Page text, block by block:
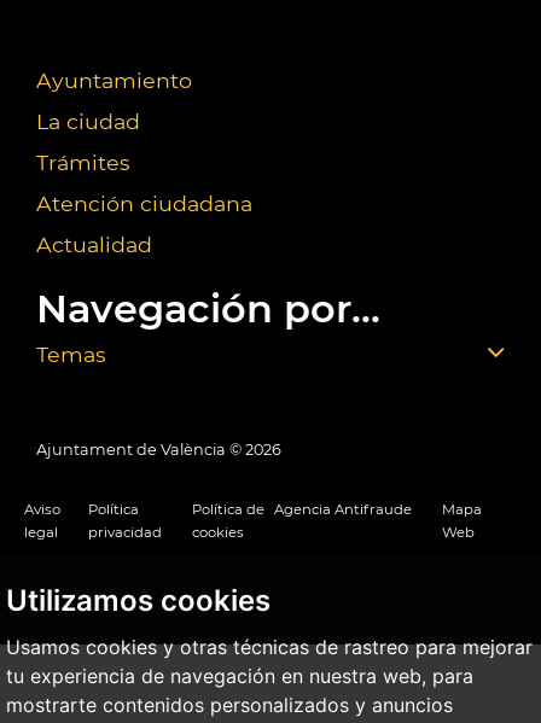
Utilizamos cookies
Usamos cookies y otras técnicas de rastreo para mejorar
tu experiencia de navegación en nuestra web, para
mostrarte contenidos personalizados y anuncios
Ayuntamiento
La ciudad
Trámites
Atención ciudadana
Actualidad
Navegación por...
Temas
Ajuntament de València © 2026
Aviso
legal
Política
privacidad
Política de
cookies
Agencia Antifraude
Mapa
Web